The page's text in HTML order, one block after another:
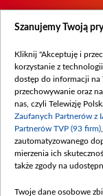
Szanujemy Twoją
Kliknij "Akceptuję i
korzystanie z
dostęp do informacji na
przechowywanie oraz
nas, czyli Telewizję
Zaufanych Partnerów z
Partnerów TVP (93 firm)
zautomatyzowanego
mierzenia ich
także zgody na
Twoje dane osobowe